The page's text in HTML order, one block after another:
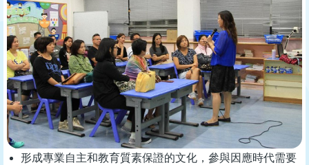
形成專業自主和教育質素保證的文化，參與因應時代需要